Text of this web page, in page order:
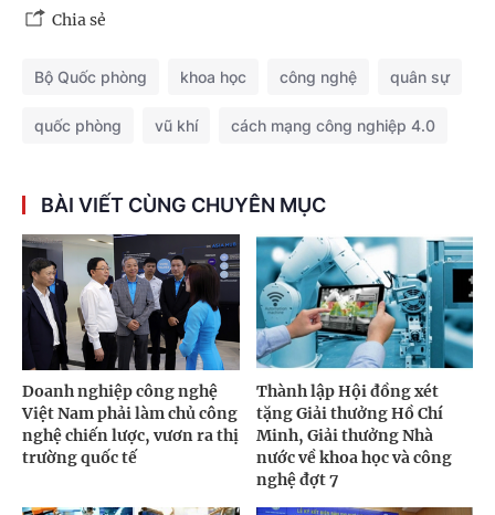
Chia sẻ
Bộ Quốc phòng khoa học công nghệ quân sự
quốc phòng vũ khí cách mạng công nghiệp 4.0
BÀI VIẾT CÙNG CHUYÊN MỤC
Doanh nghiệp công nghệ
Việt Nam phải làm chủ công
nghệ chiến lược, vươn ra thị
trường quốc tế
Thành lập Hội đồng xét
tặng Giải thưởng Hồ Chí
Minh, Giải thưởng Nhà
nước về khoa học và công
nghệ đợt 7